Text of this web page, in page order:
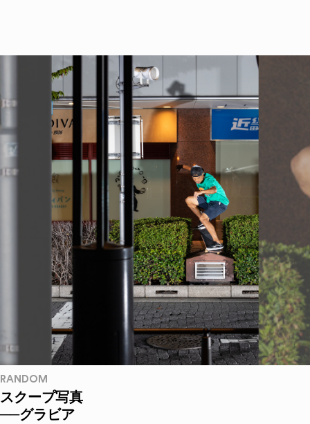
RANDOM
スクープ写真
──グラビア